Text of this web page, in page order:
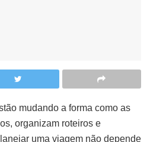
mudando a forma como as
organizam roteiros e
uma viagem não depende